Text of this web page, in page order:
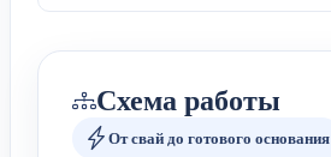
Схема работы
От свай до готового основания